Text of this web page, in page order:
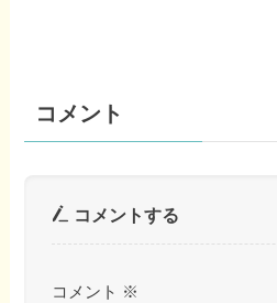
コメント
コメントする
コメント ※